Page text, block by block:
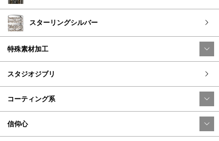
スターリングシルバー
特殊素材加工
スタジオジブリ
コーティング系
信仰心